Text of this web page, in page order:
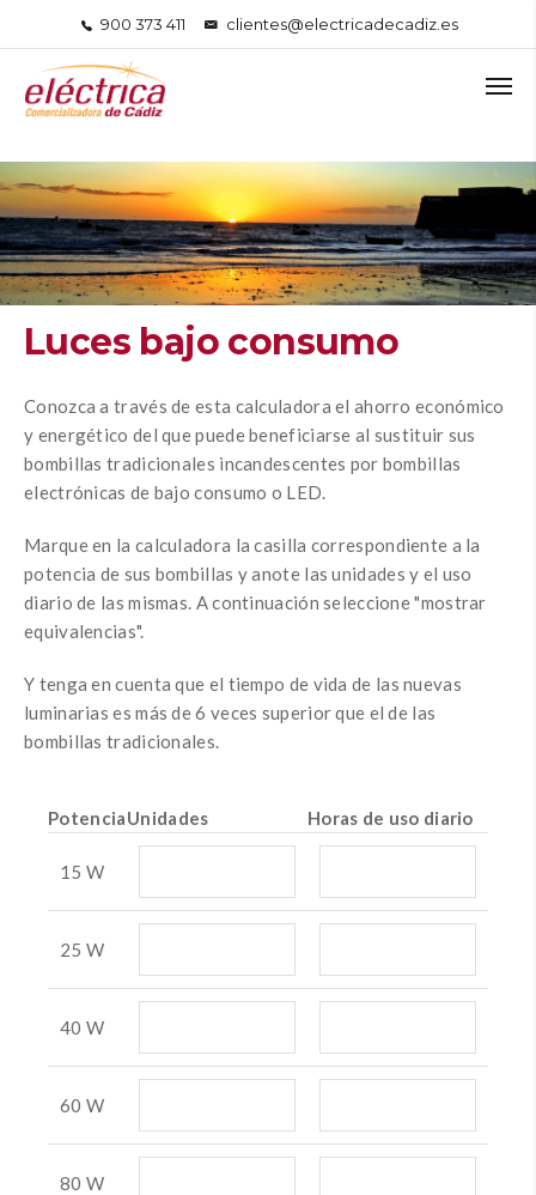
900 373 411 clientes@electricadecadiz.es
Luces bajo consumo
Conozca a través de esta calculadora el ahorro económico
y energético del que puede beneficiarse al sustituir sus
bombillas tradicionales incandescentes por bombillas
electrónicas de bajo consumo o LED.
Marque en la calculadora la casilla correspondiente a la
potencia de sus bombillas y anote las unidades y el uso
diario de las mismas. A continuación seleccione "mostrar
equivalencias".
Y tenga en cuenta que el tiempo de vida de las nuevas
luminarias es más de 6 veces superior que el de las
bombillas tradicionales.
PotenciaUnidades Horas de uso diario
15 W
25 W
40 W
60 W
80 W